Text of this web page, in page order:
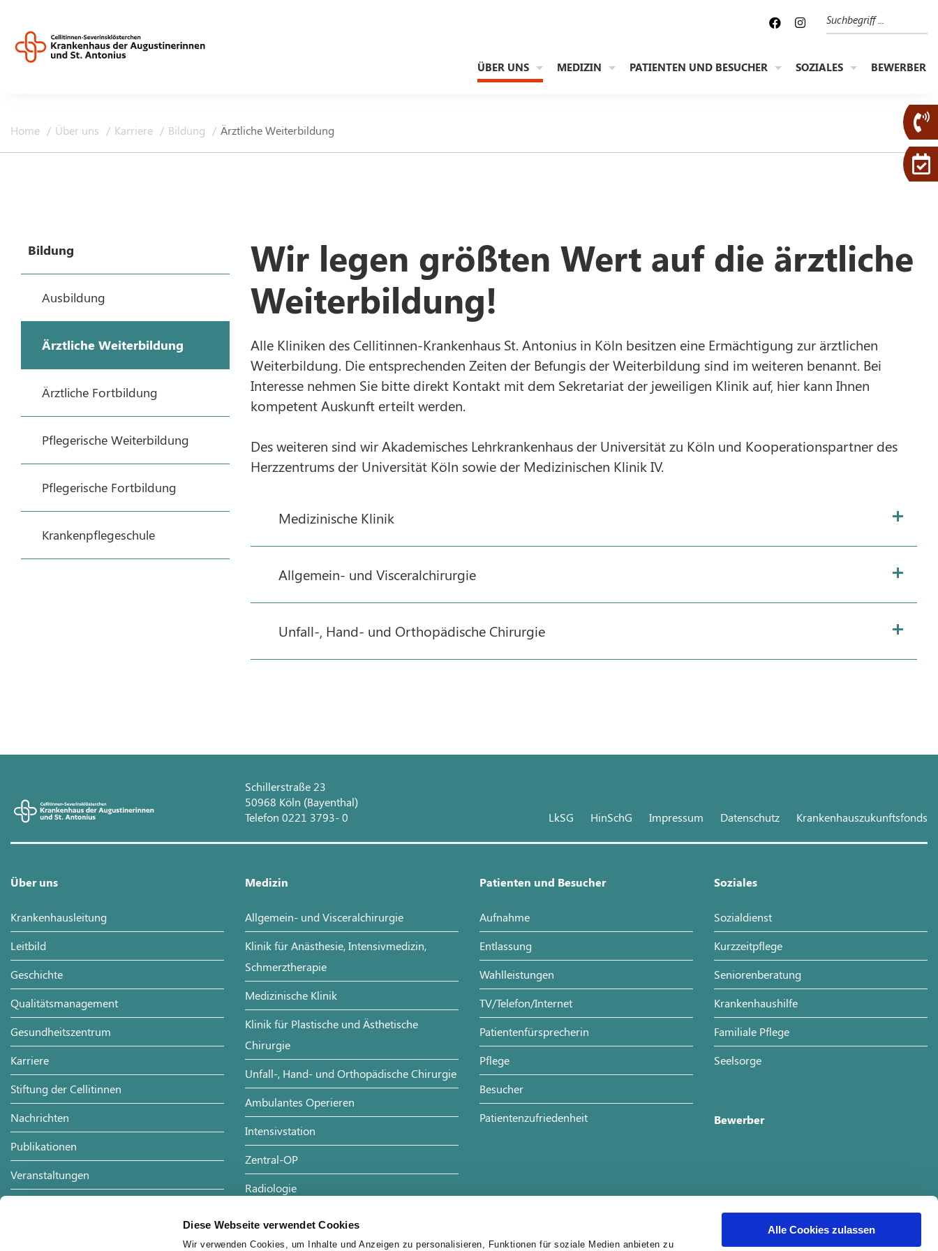
Diese Webseite verwendet Cookies
Wir verwenden Cookies, um Inhalte und Anzeigen zu personalisieren, Funktionen für soziale Medien anbieten zu
Alle Cookies zulassen
Suche
ÜBER UNS MEDIZIN PATIENTEN UND BESUCHER SOZIALES BEWERBER
Home Über uns Karriere Bildung Ärztliche Weiterbildung
Bildung
Ausbildung
Ärztliche Weiterbildung
Ärztliche Fortbildung
Pflegerische Weiterbildung
Pflegerische Fortbildung
Krankenpflegeschule
Wir legen größten Wert auf die ärztliche
Weiterbildung!
Alle Kliniken des Cellitinnen-Krankenhaus St. Antonius in Köln besitzen eine Ermächtigung zur ärztlichen
Weiterbildung. Die entsprechenden Zeiten der Befungis der Weiterbildung sind im weiteren benannt. Bei
Interesse nehmen Sie bitte direkt Kontakt mit dem Sekretariat der jeweiligen Klinik auf, hier kann Ihnen
kompetent Auskunft erteilt werden.
Des weiteren sind wir Akademisches Lehrkrankenhaus der Universität zu Köln und Kooperationspartner des
Herzzentrums der Universität Köln sowie der Medizinischen Klinik IV.
Medizinische Klinik
Allgemein- und Visceralchirurgie
Unfall-, Hand- und Orthopädische Chirurgie
Schillerstraße 23
50968 Köln (Bayenthal)
Telefon 0221 3793- 0
LkSG HinSchG Impressum Datenschutz Krankenhauszukunftsfonds
Über uns
Krankenhausleitung
Leitbild
Geschichte
Qualitätsmanagement
Gesundheitszentrum
Karriere
Stiftung der Cellitinnen
Nachrichten
Publikationen
Veranstaltungen
Medizin
Allgemein- und Visceralchirurgie
Klinik für Anästhesie, Intensivmedizin,
Schmerztherapie
Medizinische Klinik
Klinik für Plastische und Ästhetische
Chirurgie
Unfall-, Hand- und Orthopädische Chirurgie
Ambulantes Operieren
Intensivstation
Zentral-OP
Radiologie
Notaufnahme
Patienten und Besucher
Aufnahme
Entlassung
Wahlleistungen
TV/Telefon/Internet
Patientenfürsprecherin
Pflege
Besucher
Patientenzufriedenheit
Soziales
Sozialdienst
Kurzzeitpflege
Seniorenberatung
Krankenhaushilfe
Familiale Pflege
Seelsorge
Bewerber